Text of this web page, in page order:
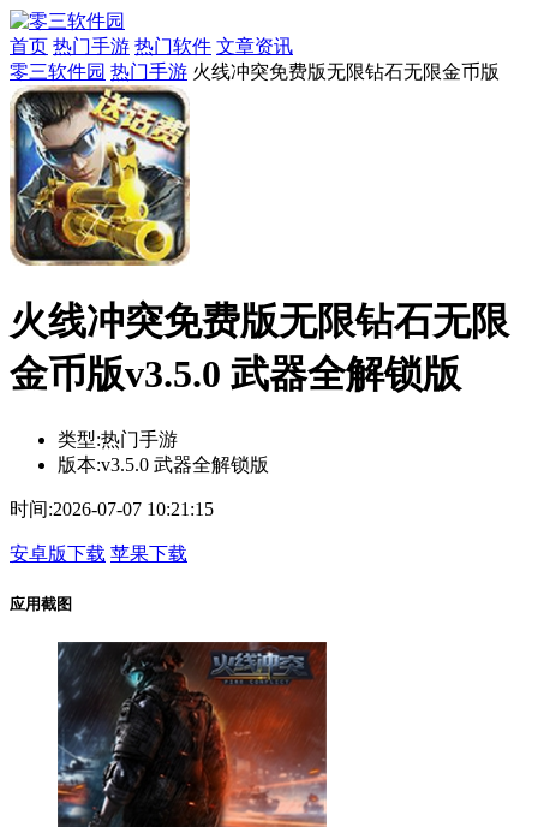
首页 热门手游 热门软件 文章资讯
零三软件园 热门手游 火线冲突免费版无限钻石无限金币版
火线冲突免费版无限钻石无限
金币版v3.5.0 武器全解锁版
类型:热门手游
版本:v3.5.0 武器全解锁版
时间:2026-07-07 10:21:15
安卓版下载 苹果下载
应用截图